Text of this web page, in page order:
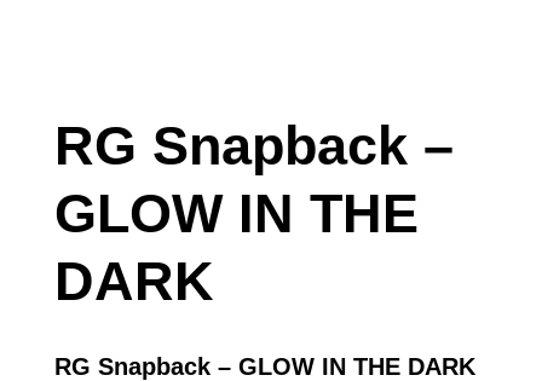
RG Snapback –
GLOW IN THE
DARK
RG Snapback – GLOW IN THE DARK